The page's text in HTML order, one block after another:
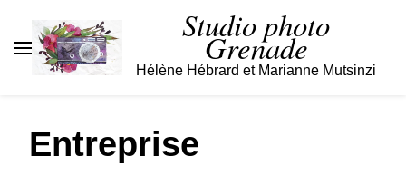
Studio photo
Grenade
Hélène Hébrard et Marianne Mutsinzi
Entreprise